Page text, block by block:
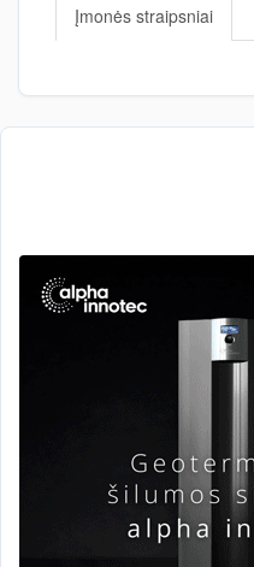
Įmonės straipsniai